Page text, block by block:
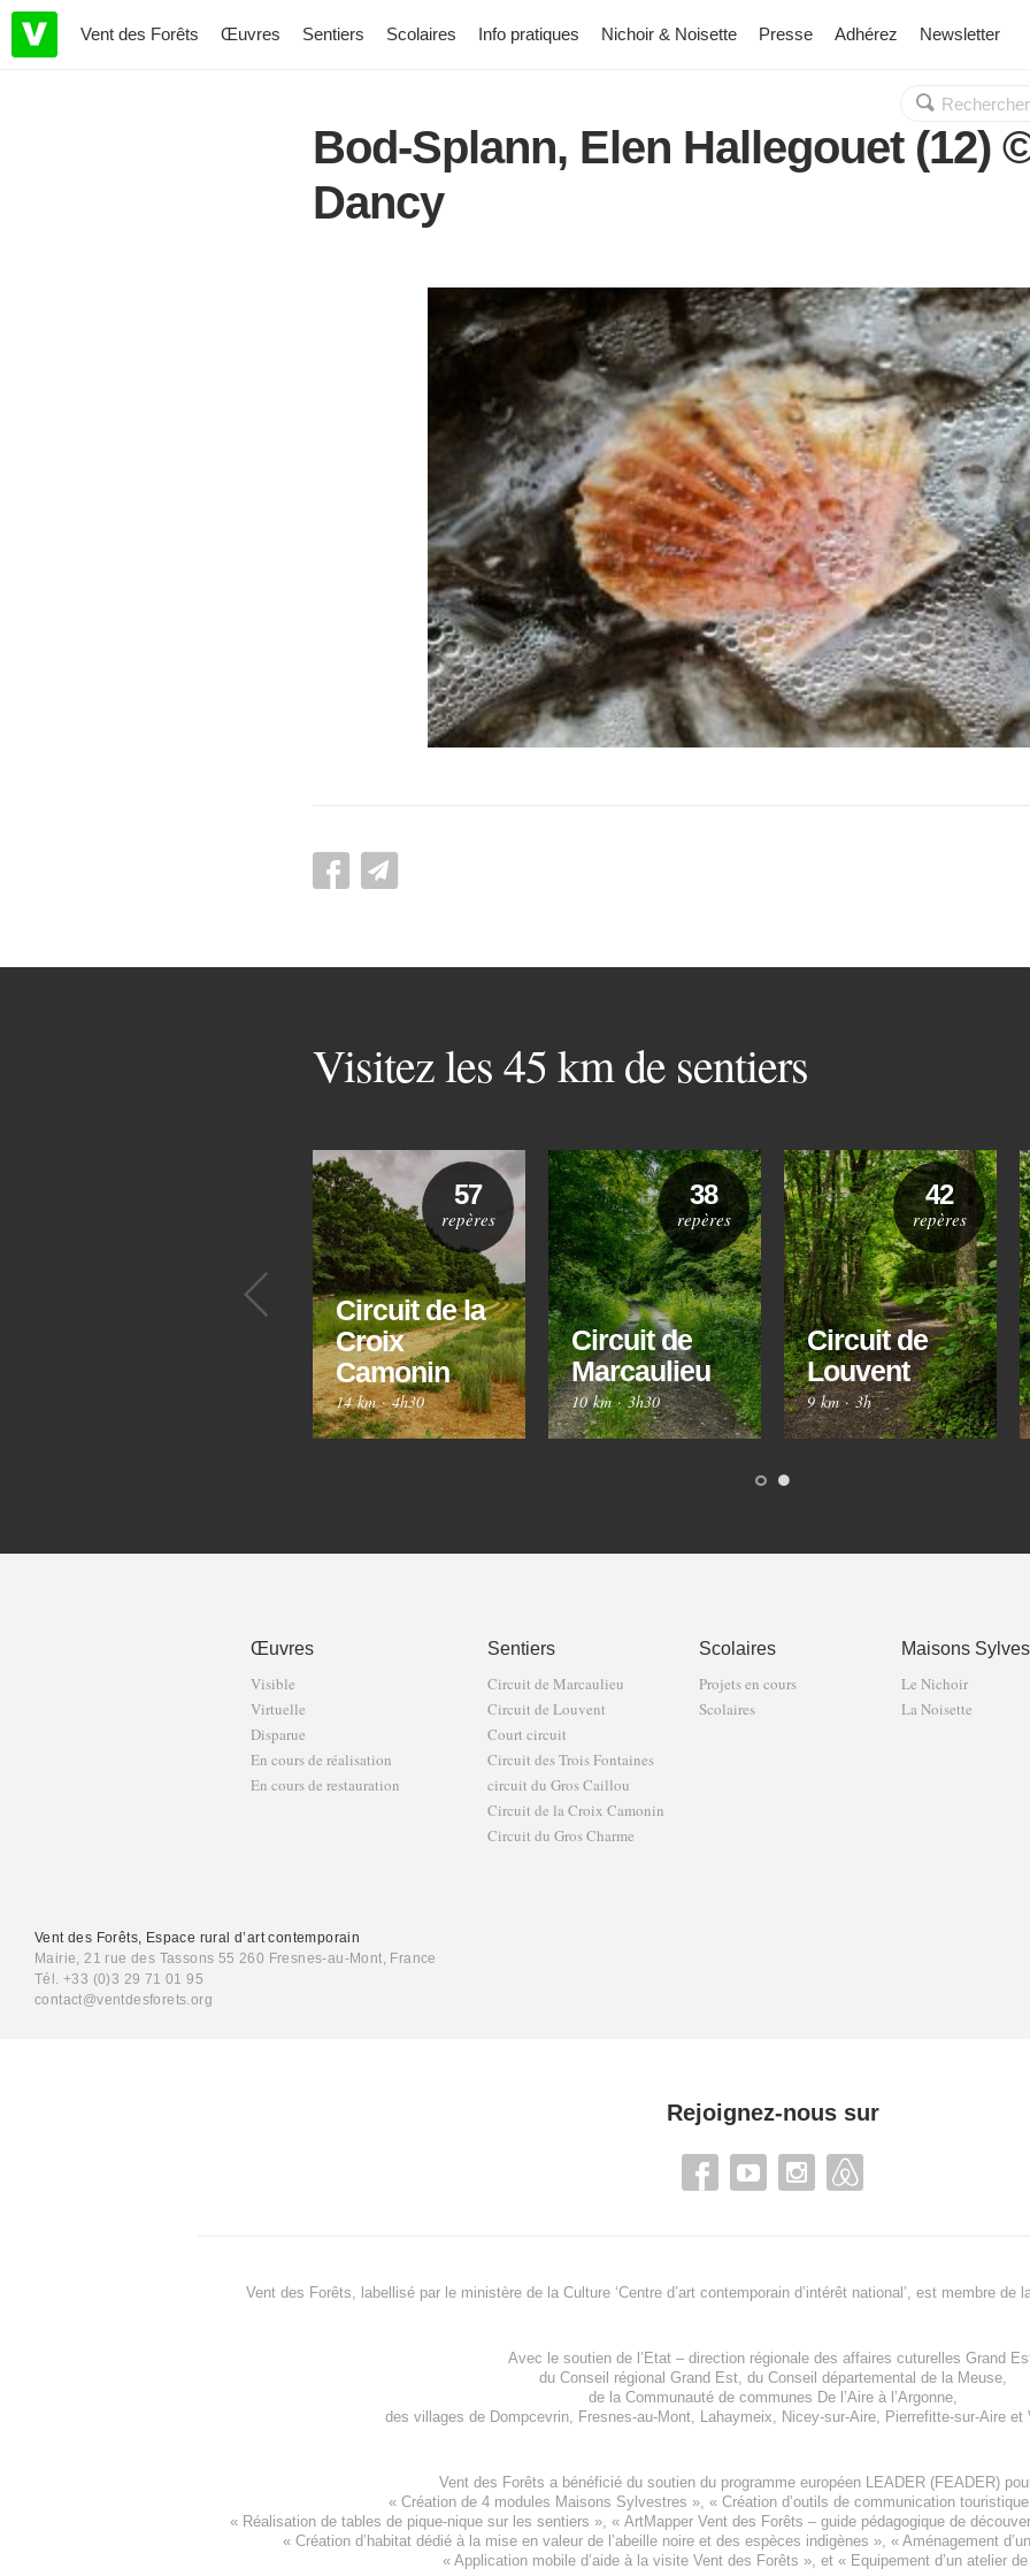
Vent des Forêts Œuvres Sentiers Scolaires Info pratiques Nichoir & Noisette Presse Adhérez Newsletter
Rechercher :
OK
Bod-Splann, Elen Hallegouet (12)
Dancy
Visitez les 45 km de sentiers
Précédent
Circuit de la
Croix
Camonin
14 km·4h30
57
repères
Circuit de
Marcaulieu
10 km·3h30
38
repères
Circuit de
Louvent
9 km·3h
42
repères
Œuvres
Visible
Virtuelle
Disparue
En cours de réalisation
En cours de restauration
Sentiers
Circuit de Marcaulieu
Circuit de Louvent
Court circuit
Circuit des Trois Fontaines
circuit du Gros Caillou
Circuit de la Croix Camonin
Circuit du Gros Charme
Scolaires
Projets en cours
Scolaires
Maisons
Le Nichoir
La Noisette
Vent des Forêts, Espace rural d’art contemporain
Mairie, 21 rue des Tassons 55 260 Fresnes-au-Mont, France
Tél. +33 (0)3 29 71 01 95
contact@ventdesforets.org
Rejoignez-nous sur
Vent des Forêts, labellisé par le ministère de la Culture ‘Centre d’art contemporain d’intérêt national’, est membre de
Avec le soutien de l’ Etat – direction régionale des affaires cuturelles Grand
du Conseil régional Grand Est, du Conseil départemental de la Meuse,
de la Communauté de communes De l’Aire à l’Argonne,
des villages de Dompcevrin, Fresnes-au-Mont, Lahaymeix, Nicey-sur-Aire, Pierrefitte-sur-Aireet
Vent des Forêts a bénéficié du soutien du programme européen LEADER (FEADER)
« Création de 4 modules Maisons Sylvestres », « Création d’outils de communication
« Réalisation de tables de pique-nique sur les sentiers », « ArtMapper Vent des Forêts – guide pédagogique de
« Création d’habitat dédié à la mise en valeur de l’abeille noire et des espèces indigènes », « Aménagement
« Application mobile d’aide à la visite Vent des Forêts », et « Equipement d’un atelier